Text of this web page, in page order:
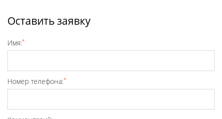
Оставить заявку
Имя:*
Номер телефона:*